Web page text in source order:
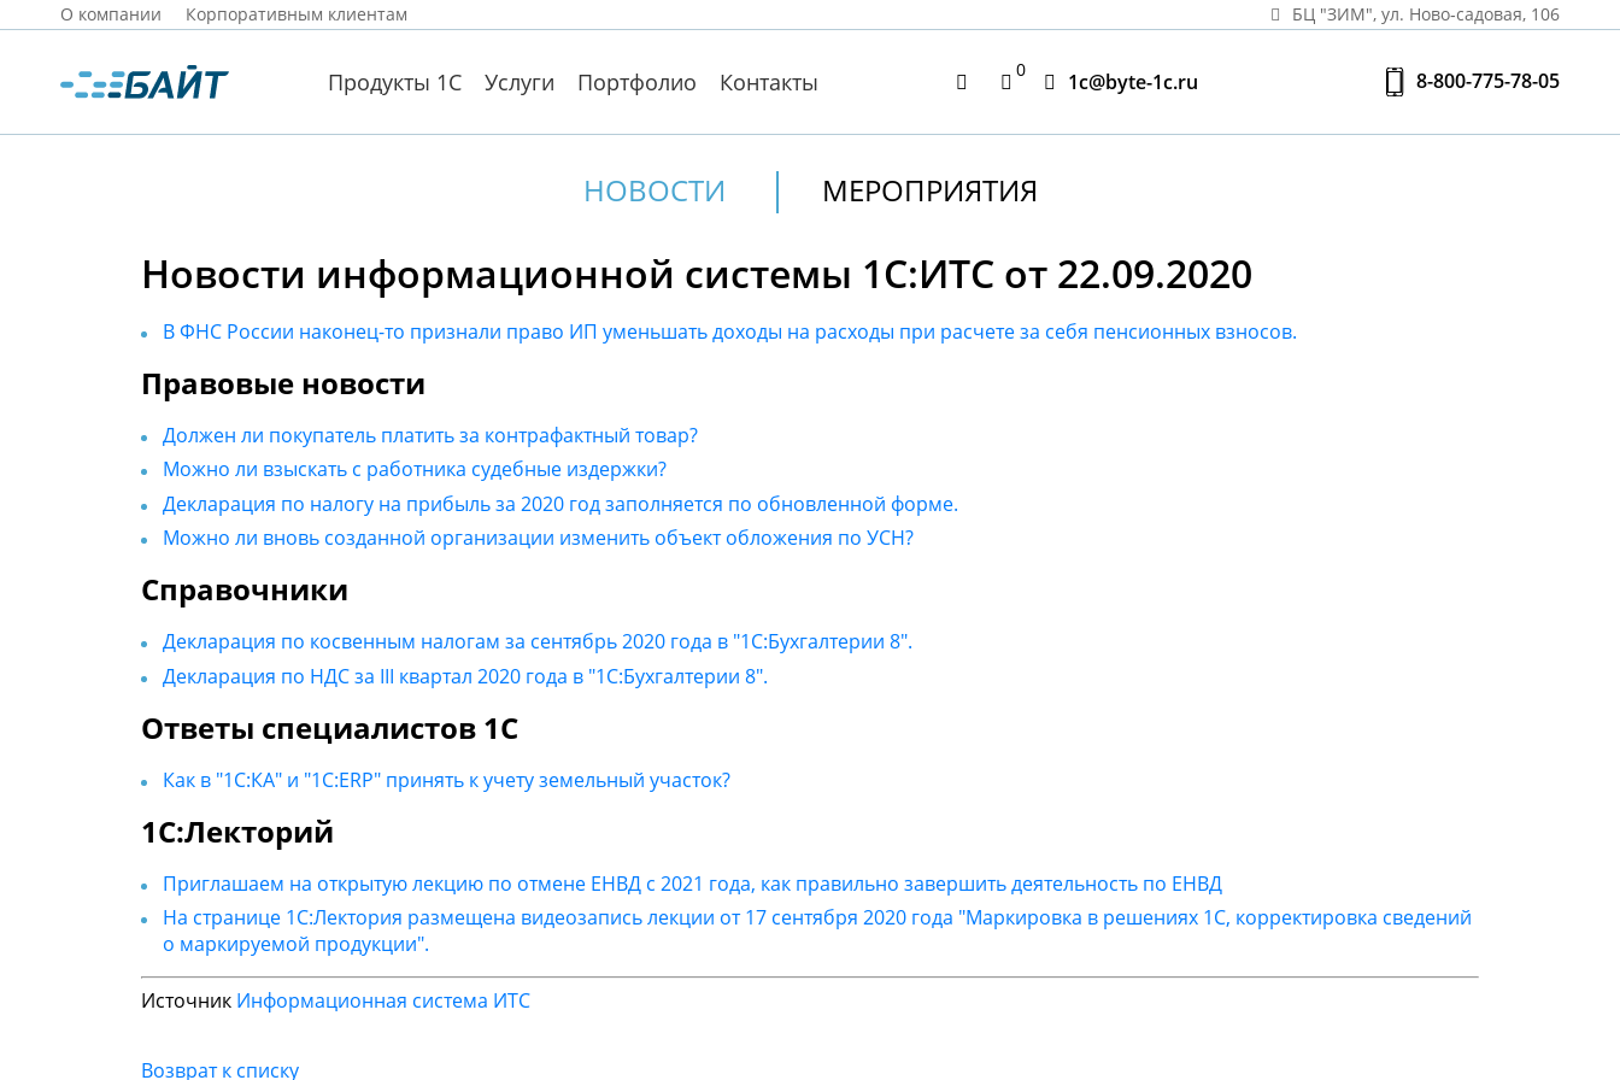
О компании Корпоративным клиентам БЦ "ЗИМ", ул. Ново‑садовая, 106
Продукты 1С Услуги Портфолио Контакты 0 1c@byte-1c.ru 8-800-775-78-05
НОВОСТИ МЕРОПРИЯТИЯ
Новости информационной системы 1С:ИТС от 22.09.2020
В ФНС России наконец-то признали право ИП уменьшать доходы на расходы при расчете за себя пенсионных взносов.
Правовые новости
Должен ли покупатель платить за контрафактный товар?
Можно ли взыскать с работника судебные издержки?
Декларация по налогу на прибыль за 2020 год заполняется по обновленной форме.
Можно ли вновь созданной организации изменить объект обложения по УСН?
Справочники
Декларация по косвенным налогам за сентябрь 2020 года в "1С:Бухгалтерии 8".
Декларация по НДС за III квартал 2020 года в "1С:Бухгалтерии 8".
Ответы специалистов 1С
Как в "1С:КА" и "1С:ERP" принять к учету земельный участок?
1С:Лекторий
Приглашаем на открытую лекцию по отмене ЕНВД с 2021 года, как правильно завершить деятельность по ЕНВД
На странице 1С:Лектория размещена видеозапись лекции от 17 сентября 2020 года "Маркировка в решениях 1С, корректировка сведений
о маркируемой продукции".
Источник Информационная система ИТС
Возврат к списку